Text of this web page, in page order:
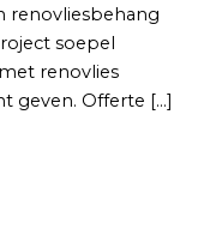
renovliesbehang
soepel
renovlies
geven. Offerte […]